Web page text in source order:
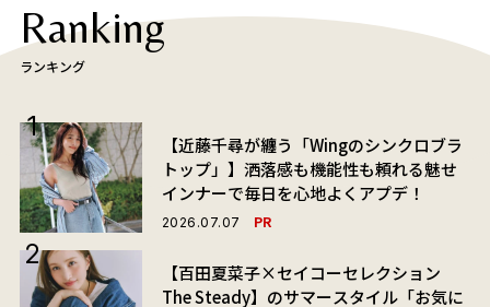
Ranking
ランキング
【近藤千尋が纏う「Wingのシンクロブラ
トップ」】洒落感も機能性も頼れる魅せ
インナーで毎日を心地よくアプデ！
2026.07.07 PR
【百田夏菜子×セイコーセレクション
The Steady】のサマースタイル「お気に